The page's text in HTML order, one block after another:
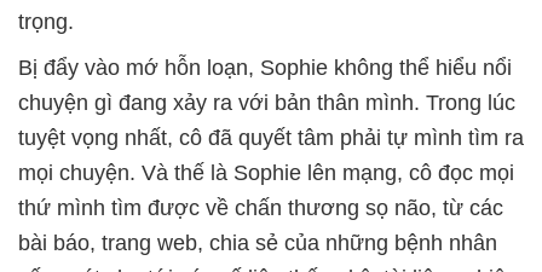
trọng.
Bị đẩy vào mớ hỗn loạn, Sophie không thể hiểu nổi
chuyện gì đang xảy ra với bản thân mình. Trong lúc
tuyệt vọng nhất, cô đã quyết tâm phải tự mình tìm ra
mọi chuyện. Và thế là Sophie lên mạng, cô đọc mọi
thứ mình tìm được về chấn thương sọ não, từ các
bài báo, trang web, chia sẻ của những bệnh nhân